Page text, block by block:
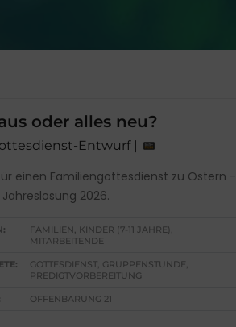
oder alles neu?
Entwurf |
einen Familiengottesdienst zu Ostern -
2026.
FAMILIEN, KINDER (7-11 JAHRE),
MITARBEITENDE
GOTTESDIENST, GRUPPENSTUNDE,
PREDIGTVORBEREITUNG
OFFENBARUNG 21